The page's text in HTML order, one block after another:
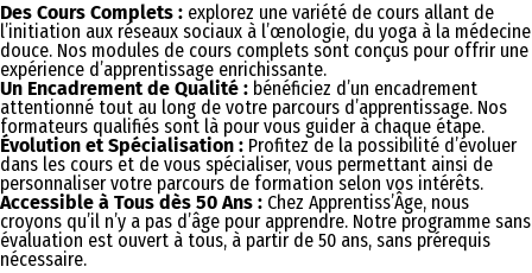
Des Cours Complets : explorez une variété de cours allant de
l’initiation aux réseaux sociaux à l’œnologie, du yoga à la médecine
douce. Nos modules de cours complets sont conçus pour offrir une
expérience d’apprentissage enrichissante.
Un Encadrement de Qualité : bénéficiez d’un encadrement
attentionné tout au long de votre parcours d’apprentissage. Nos
formateurs qualifiés sont là pour vous guider à chaque étape.
Évolution et Spécialisation : Profitez de la possibilité d’évoluer
dans les cours et de vous spécialiser, vous permettant ainsi de
personnaliser votre parcours de formation selon vos intérêts.
Accessible à Tous dès 50 Ans : Chez Apprentiss’Âge, nous
croyons qu’il n’y a pas d’âge pour apprendre. Notre programme sans
évaluation est ouvert à tous, à partir de 50 ans, sans prérequis
nécessaire.